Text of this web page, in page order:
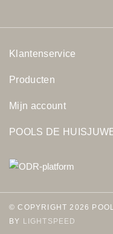
Klantenservice
Producten
Mijn account
POOLS DE
© COPYRIGHT 2026
BY LIGHTSPEED